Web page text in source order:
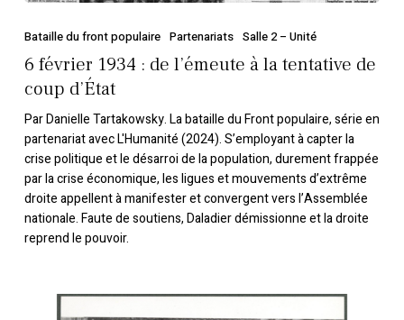
Bataille du front populaire Partenariats Salle 2 – Unité
6 février 1934 : de l’émeute à la tentative de
coup d’État
Par Danielle Tartakowsky. La bataille du Front populaire, série en
partenariat avec L'Humanité (2024). S’employant à capter la
crise politique et le désarroi de la population, durement frappée
par la crise économique, les ligues et mouvements d’extrême
droite appellent à manifester et convergent vers l’Assemblée
nationale. Faute de soutiens, Daladier démissionne et la droite
reprend le pouvoir.
Comment